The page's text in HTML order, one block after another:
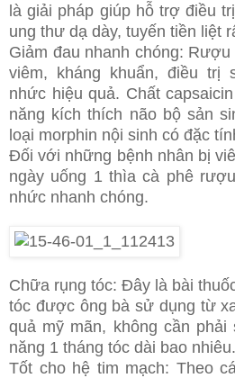
là giải pháp giúp hỗ trợ điều
ung thư dạ dày, tuyến tiền liệt
Giảm đau nhanh chóng:
viêm, kháng khuẩn, điều trị
nhức hiệu quả. Chất
năng kích thích não bộ sản
loại morphin nội sinh có đặc
Đối với những bệnh nhân bị
ngày uống 1 thìa cà phê
nhức nhanh chóng.
Chữa rụng tóc: Đây là bài
tóc được ông bà sử dụng từ
quả mỹ mãn, không cần phải
năng 1 tháng tóc dài bao nhiêu.
Tốt cho hệ tim mạch: Theo